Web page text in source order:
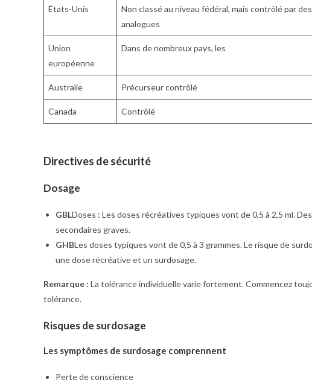
États-Unis
Non classé au niveau fédéral, mais contrôlé par
analogues
Union
européenne
Dans de nombreux pays, les
Australie Précurseur contrôlé
Canada Contrôlé
Directives de sécurité
Dosage
GBLDoses : Les doses récréatives typiques vont de 0,5 à 2,5 ml.
secondaires graves.
GHBLes doses typiques vont de 0,5 à 3 grammes. Le risque de
une dose récréative et un surdosage.
Remarque : La tolérance individuelle varie fortement. Commencez
tolérance.
Risques de surdosage
Les symptômes de surdosage comprennent
Perte de conscience